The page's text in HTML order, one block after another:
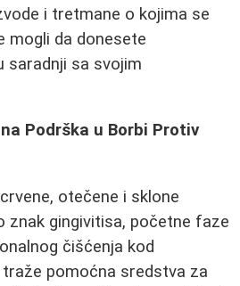
i tretmane o kojima se
mogli da donesete
saradnji sa svojim
Podrška u Borbi Protiv
otečene i sklone
znak gingivitisa, početne faze
čišćenja kod
pomoćna sredstva za